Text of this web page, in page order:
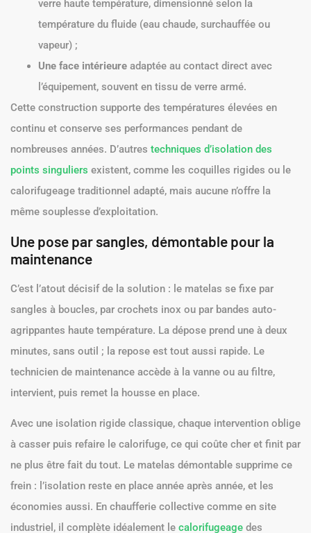
verre haute température, dimensionné selon la
température du fluide (eau chaude, surchauffée ou
vapeur) ;
Une face intérieure adaptée au contact direct avec
l’équipement, souvent en tissu de verre armé.
Cette construction supporte des températures élevées en
continu et conserve ses performances pendant de
nombreuses années. D’autres techniques d’isolation des
points singuliers existent, comme les coquilles rigides ou le
calorifugeage traditionnel adapté, mais aucune n’offre la
même souplesse d’exploitation.
Une pose par sangles, démontable pour la
maintenance
C’est l’atout décisif de la solution : le matelas se fixe par
sangles à boucles, par crochets inox ou par bandes auto-
agrippantes haute température. La dépose prend une à deux
minutes, sans outil ; la repose est tout aussi rapide. Le
technicien de maintenance accède à la vanne ou au filtre,
intervient, puis remet la housse en place.
Avec une isolation rigide classique, chaque intervention oblige
à casser puis refaire le calorifuge, ce qui coûte cher et finit par
ne plus être fait du tout. Le matelas démontable supprime ce
frein : l’isolation reste en place année après année, et les
économies aussi. En chaufferie collective comme en site
industriel, il complète idéalement le calorifugeage des